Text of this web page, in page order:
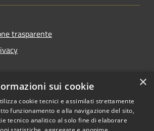
trasparente
accessibilità
×
sui cookie
cookie tecnici e assimilati strettamente
funzionamento e alla navigazione del sito,
tecnico analitico al solo fine di elaborare